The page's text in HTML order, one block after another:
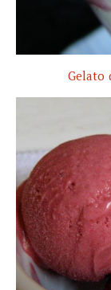
Gelato